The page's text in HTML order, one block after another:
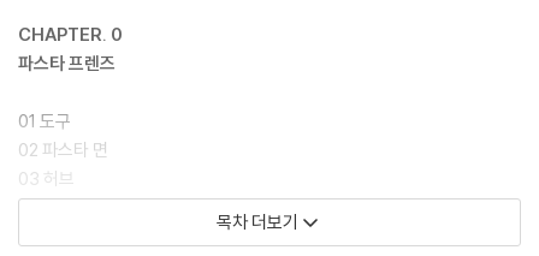
재료에 대한 날카로운 감각, 그리고 소스와 면의 균형에 대한 저자만의 철
학이 조화롭게 담겨 있다. 기초부터 응용까지, 단계별 흐름 속에서 자연스
쿠킹 클래스에서는 ‘설명 가능한 요리’를, 예약제 식당에서는 ‘맛으로 증명
되는 요리’를 다루며, 직업 요리인으로서의 내공을 고스란히 녹여 낸 이번
개정판은 단순한 레시피를 넘어 요리의 기준과 감각을 제시하는 책이 될
것이다.
CHAPTER. 0
파스타 프렌즈
01 도구
02 파스타 면
03 허브
04 치즈
목차 더보기